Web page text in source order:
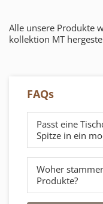
Alle unsere Produkte
kollektion MT
FAQs
Passt eine
Spitze in ein
Woher
Produkte?